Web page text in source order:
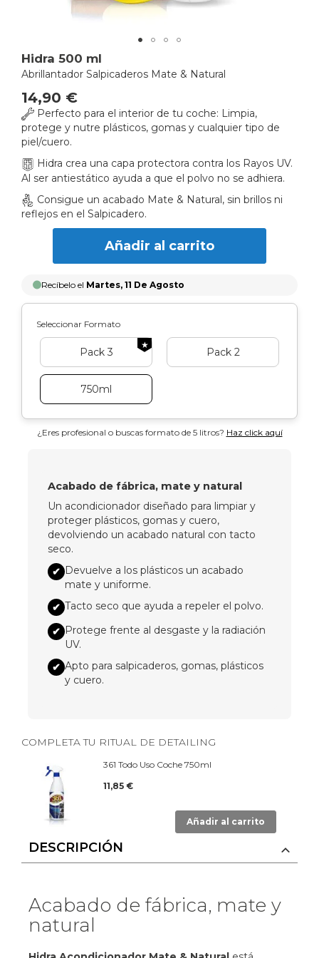
Hidra 500 ml
Abrillantador Salpicaderos Mate & Natural
14,90 €
Perfecto para el interior de tu coche: Limpia,
protege y nutre plásticos, gomas y cualquier tipo de
piel/cuero.
Hidra crea una capa protectora contra los Rayos UV.
Al ser antiestático ayuda a que el polvo no se adhiera.
Consigue un acabado Mate & Natural, sin brillos ni
reflejos en el Salpicadero.
Añadir al carrito
Recíbelo el Martes, 11 De Agosto
Seleccionar Formato
Pack 3
★
Pack 2
750ml
¿Eres profesional o buscas formato de 5 litros? Haz click aquí
Acabado de fábrica, mate y natural
Un acondicionador diseñado para limpiar y
proteger plásticos, gomas y cuero,
devolviendo un acabado natural con tacto
seco.
✔ Devuelve a los plásticos un acabado
mate y uniforme.
✔ Tacto seco que ayuda a repeler el polvo.
✔ Protege frente al desgaste y la radiación
UV.
✔ Apto para salpicaderos, gomas, plásticos
y cuero.
COMPLETA TU RITUAL DE DETAILING
361 Todo Uso Coche 750ml
11,85 €
Añadir al carrito
Skip
to
beginning
of
the
images
gallery
DESCRIPCIÓN
Acabado de fábrica, mate y
natural